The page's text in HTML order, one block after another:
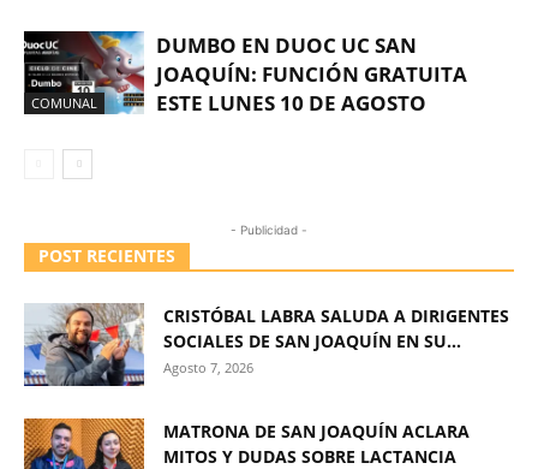
COMUNAL
DUMBO EN DUOC UC SAN
JOAQUÍN: FUNCIÓN GRATUITA
ESTE LUNES 10 DE AGOSTO
- Publicidad -
POST RECIENTES
CRISTÓBAL LABRA SALUDA A DIRIGENTES
SOCIALES DE SAN JOAQUÍN EN SU...
Agosto 7, 2026
MATRONA DE SAN JOAQUÍN ACLARA
MITOS Y DUDAS SOBRE LACTANCIA